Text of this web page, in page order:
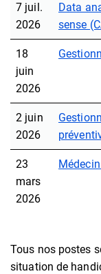
7 juil.
2026
Data
sense
18
juin
2026
2 juin
2026
23
mars
2026
Tous nos postes
situation de